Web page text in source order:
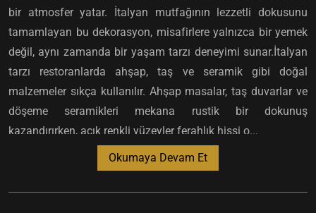
bir atmosfer yatar. İtalyan mutfağının lezzetli dokusunu
tamamlayan bu dekorasyon, misafirlere yalnızca bir yemek
değil, aynı zamanda bir yaşam tarzı deneyimi sunar.İtalyan
tarzı restoranlarda ahşap, taş ve seramik gibi doğal
malzemeler sıkça kullanılır. Ahşap masalar, taş duvarlar ve
döşeme seramikleri mekana rustik bir dokunuş
kazandırırken, açık renkli yüzeyler ferahlık hissi o...
Okumaya Devam Et